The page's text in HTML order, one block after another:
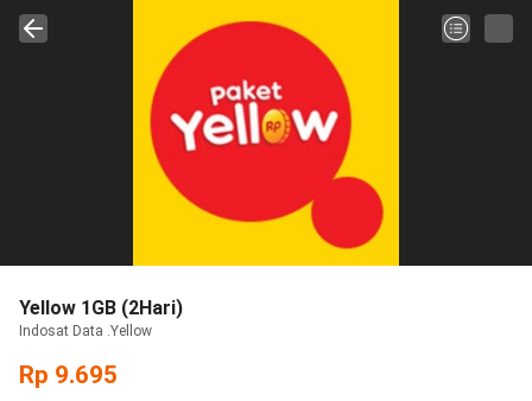
Yellow 1GB (2Hari)
Indosat Data .Yellow
Rp 9.695